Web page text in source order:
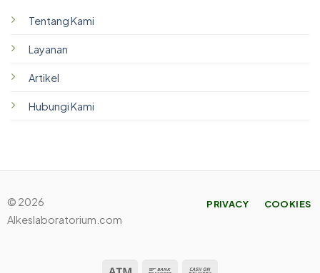
Tentang Kami
Layanan
Artikel
Hubungi Kami
© 2026
Alkeslaboratorium.com
PRIVACY COOKIES